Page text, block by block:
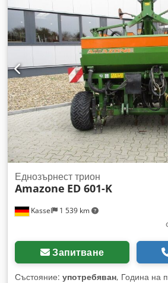
изсипване * Обороти на ротора: 2
за нивото на пълнене -----Вътрешен
8427 WhatsApp поддръжка налична!
относно машината или искате
свържете се с нас удобно през
Ab Terf Whatsapp Whatsapp ----
грешки и междинна продажба.
Kassel 1 539 km
Еднозърнест трион
Amazone ED 601-K
Запитване
Състояние: употребяван, Година на